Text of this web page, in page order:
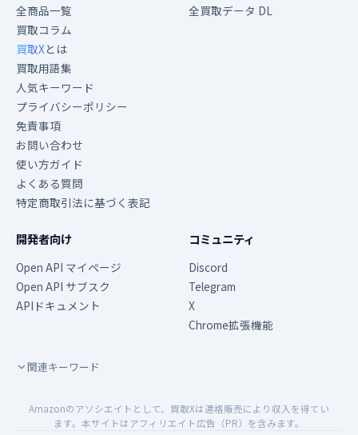
全商品一覧
買取コラム
買取Xとは
買取用語集
人気キーワード
プライバシーポリシー
免責事項
お問い合わせ
使い方ガイド
よくある質問
特定商取引法に基づく表記
全買取データ DL
開発者向け
Open API マイページ
Open API サブスク
APIドキュメント
コミュニティ
Discord
Telegram
X
Chrome拡張機能
関連キーワード
Amazonのアソシエイトとして、買取Xは適格販売により収入を得てい
ます。本サイトはアフィリエイト広告（PR）を含みます。